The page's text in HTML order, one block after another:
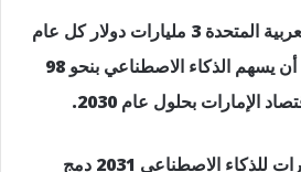
وتستثمر دولة الإمارات العربية المتحدة 3 مليارات دولار كل عام
في الابتكار، ومن المتوقع أن يسهم الذكاء الاصطناعي بنحو 98
الإمارات بحلول عام 2030.
تستهدف إستراتيجية الإمارات للذكاء الاصطناعي 2031 دمج